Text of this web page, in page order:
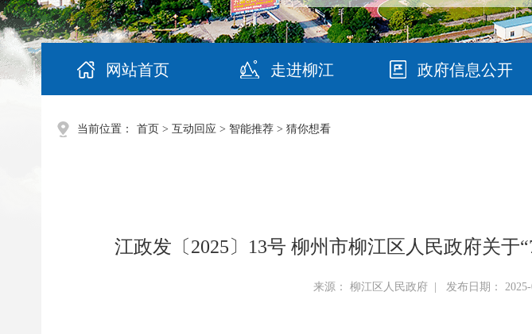
网站首页 走进柳江 政府信息公开
当前位置： 首页 > 互动回应 > 智能推荐 > 猜你想看
江政发〔2025〕13号 柳州市柳江区人民政府关于
来源： 柳江区人民政府 | 发布日期：